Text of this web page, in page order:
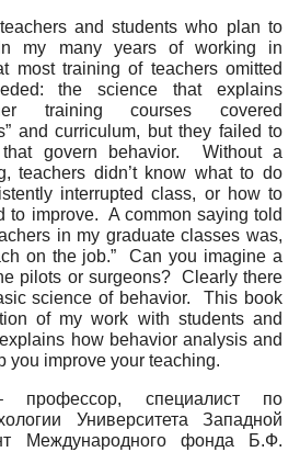
and students who plan to
my many years of working in
most training of teachers omitted
the science that explains
training courses covered
and curriculum, but they failed to
govern behavior. Without a
teachers didn’t know what to do
interrupted class, or how to
to improve. A common saying told
in my graduate classes was,
on the job.” Can you imagine a
pilots or surgeons? Clearly there
science of behavior. This book
of my work with students and
how behavior analysis and
you improve your teaching.
специалист по
Университета Западной
Международного фонда Б.Ф.